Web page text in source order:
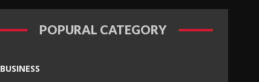
POPURAL CATEGORY
BUSINESS